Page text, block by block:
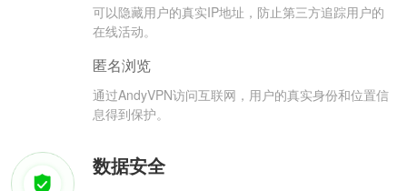
可以隐藏用户的真实IP地址，防止第三方追踪用户的
在线活动。
匿名浏览
通过AndyVPN访问互联网，用户的真实身份和位置信
息得到保护。
数据安全